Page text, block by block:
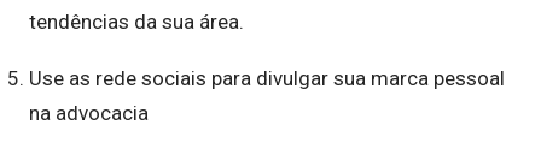
tendências da sua área.
Use as rede sociais para divulgar sua marca pessoal
na advocacia